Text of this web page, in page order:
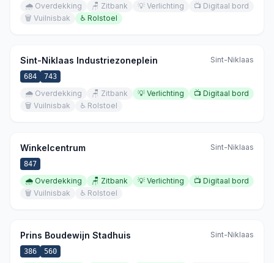
🌧️ Overdekking 🪑 Zitbank 💡 Verlichting 📺 Digitaal bord
🗑️ Vuilnisbak ♿ Rolstoel
Sint-Niklaas Industriezoneplein Sint-Niklaas
684 743
🌧️ Overdekking 🪑 Zitbank 💡 Verlichting 📺 Digitaal bord
🗑️ Vuilnisbak ♿ Rolstoel
Winkelcentrum Sint-Niklaas
847
🌧️ Overdekking 🪑 Zitbank 💡 Verlichting 📺 Digitaal bord
🗑️ Vuilnisbak ♿ Rolstoel
Prins Boudewijn Stadhuis Sint-Niklaas
386 560